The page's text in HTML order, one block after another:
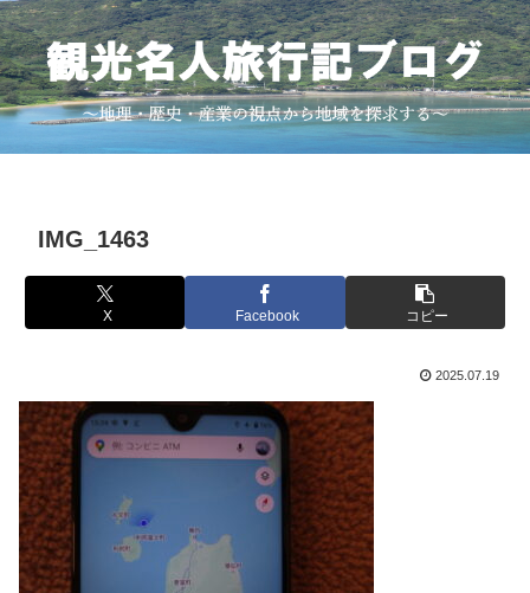
IMG_1463
X Facebook コピー
2025.07.19